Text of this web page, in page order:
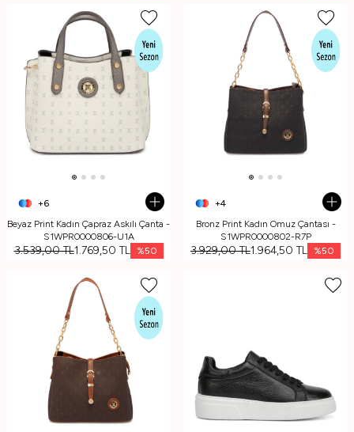
+6
Beyaz Print Kadın Çapraz Askılı Çanta -
S1WPR0000806-U1A
3.539,00TL1.769,50 TL %50
+4
Bronz Print Kadın Omuz Çantası -
S1WPR0000802-R7P
3.929,00TL1.964,50 TL %50